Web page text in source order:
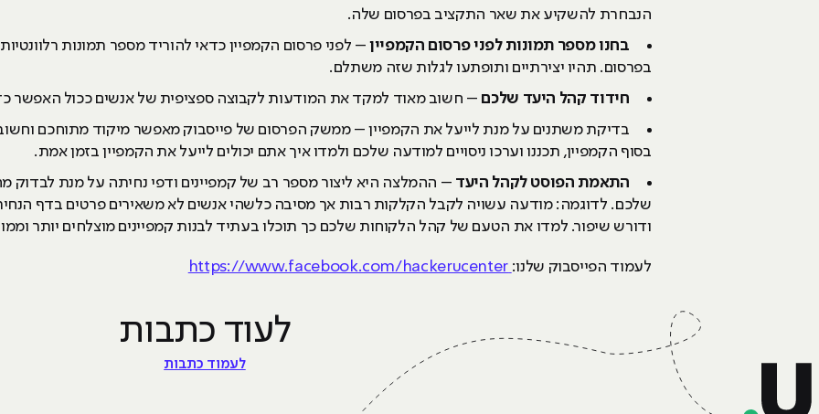
הנבחרת להשקיע את שאר התקציב בפרסום שלה.
בחנו מספר תמונות לפני פרסום הקמפיין– לפני פרסום הקמפיין כדאי להוריד מספר תמונות
בפרסום. תהיו יצירתיים ותופתעו לגלות שזה משתלם.
חידוד קהל היעד שלכם – חשוב מאוד למקד את המודעות לקבוצה ספציפית של אנשים ככול האפשר
בדיקת משתנים על מנת לייעל את הקמפיין – ממשק הפרסום של פייסבוק מאפשר מיקוד מתוחכם
בסוף הקמפיין, תכננו וערכו ניסויים למודעה שלכם ולמדו איך אתם יכולים לייעל את הקמפיין בזמן אמת.
התאמת הפוסט לקהל היעד – ההמלצה היא ליצור מספר רב של קמפיינים ודפי נחיתה על מנת
שלכם. לדוגמה: מודעה עשויה לקבל הקלקות רבות אך מסיבה כלשהי אנשים לא משאירים פרטים בדף
ודורש שיפור. למדו את הטעם של קהל הלקוחות שלכם כך תוכלו בעתיד לבנות קמפיינים מוצלחים יותר
לעמוד הפייסבוק שלנו:
לעוד כתבות
לעמוד כתבות